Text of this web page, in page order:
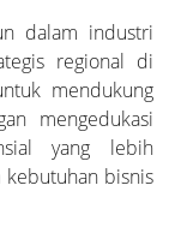
dalam industri
regional di
mendukung
mengedukasi
yang lebih
bisnis